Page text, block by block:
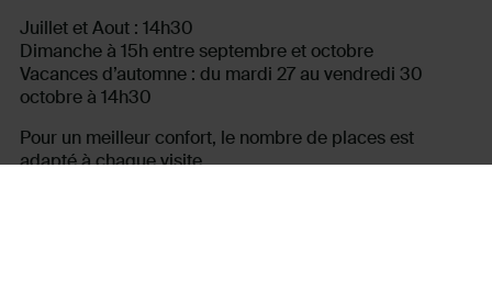
Juillet et Aout : 14h30
Dimanche à 15h entre septembre et octobre
Vacances d’automne : du mardi 27 au vendredi 30
octobre à 14h30
Pour un meilleur confort, le nombre de places est
adapté à chaque visite.